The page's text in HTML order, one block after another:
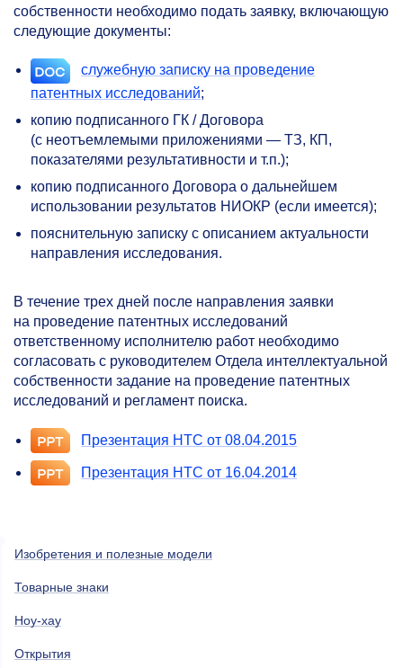
собственности необходимо подать заявку, включающую
следующие документы:
служебную записку на проведение
патентных исследований;
копию подписанного ГК / Договора
(с неотъемлемыми приложениями — ТЗ, КП,
показателями результативности и т.п.);
копию подписанного Договора о дальнейшем
использовании результатов НИОКР (если имеется);
пояснительную записку с описанием актуальности
направления исследования.
В течение трех дней после направления заявки
на проведение патентных исследований
ответственному исполнителю работ необходимо
согласовать с руководителем Отдела интеллектуальной
собственности задание на проведение патентных
исследований и регламент поиска.
Презентация НТС от 08.04.2015
Презентация НТС от 16.04.2014
Изобретения и полезные модели
Товарные знаки
Ноу-хау
Открытия